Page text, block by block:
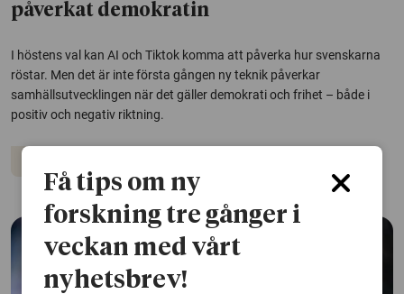
påverkat demokratin
I höstens val kan AI och Tiktok komma att påverka hur svenskarna
röstar. Men det är inte första gången ny teknik påverkar
samhällsutvecklingen när det gäller demokrati och frihet – både i
positiv och negativ riktning.
Få tips om ny
forskning tre gånger i
veckan med vårt
nyhetsbrev!